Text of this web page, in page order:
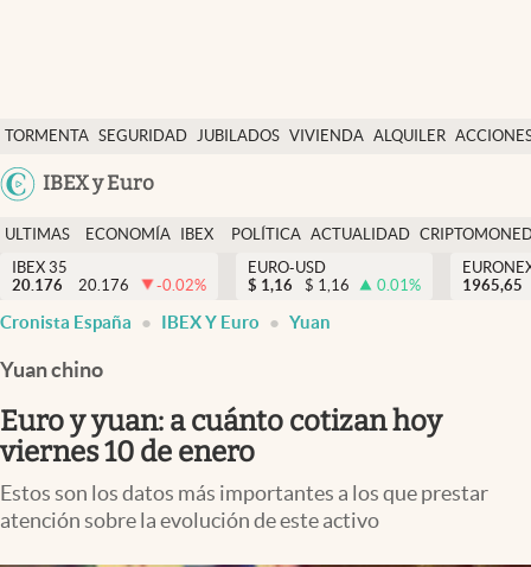
TORMENTA SEGURIDAD JUBILADOS VIVIENDA ALQUILER
USA
IBEX y Euro
Economía y finanzas
Política
Actualidad
Criptomonedas
España
ULTIMAS
NOTICIAS
ECONOMÍA
FINANZAS
IBEX
EURO
POLÍTICA ACTUALIDAD
IBEX 35
20.176
20.176 -0.02%
EURO-USD
$ 1,16 $ 1,16 0.01%
1965,65
Cronista España IBEX Y Euro Yuan
Yuan chino
Euro y yuan: a cuánto cotizan hoy
viernes 10 de enero
Estos son los datos más importantes a los que prestar
atención sobre la evolución de este activo